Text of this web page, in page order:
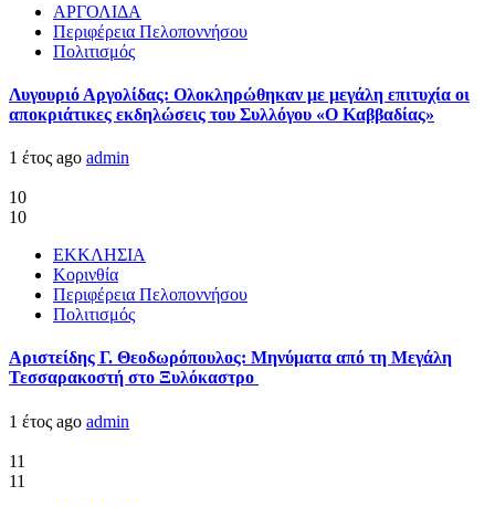
ΑΡΓΟΛΙΔΑ
Περιφέρεια Πελοποννήσου
Πολιτισμός
Λυγουριό Αργολίδας: Ολοκληρώθηκαν με μεγάλη επιτυχία οι
αποκριάτικες εκδηλώσεις του Συλλόγου «Ο Καββαδίας»
1 έτος ago admin
10
10
ΕΚΚΛΗΣΙΑ
Κορινθία
Περιφέρεια Πελοποννήσου
Πολιτισμός
Αριστείδης Γ. Θεοδωρόπουλος: Μηνύματα από τη Μεγάλη
Τεσσαρακοστή στο Ξυλόκαστρο
1 έτος ago admin
11
11